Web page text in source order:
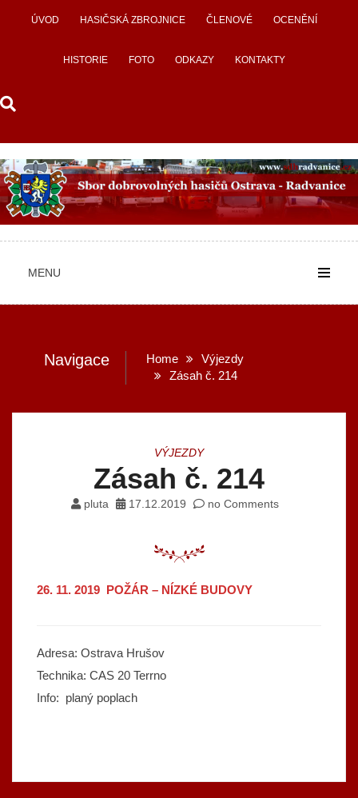
ÚVOD HASIČSKÁ ZBROJNICE ČLENOVÉ OCENĚNÍ
HISTORIE FOTO ODKAZY KONTAKTY
MENU
Navigace Home
Výjezdy
Zásah č. 214
VÝJEZDY
Zásah č. 214
pluta 17.12.2019 no Comments
26. 11. 2019 POŽÁR – NÍZKÉ BUDOVY
Adresa: Ostrava Hrušov
Technika: CAS 20 Terrno
Info: planý poplach